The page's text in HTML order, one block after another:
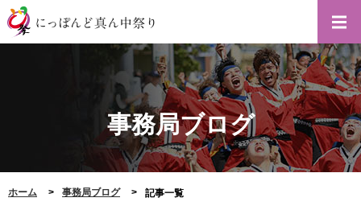
事務局ブログ
ホーム 事務局ブログ 記事一覧